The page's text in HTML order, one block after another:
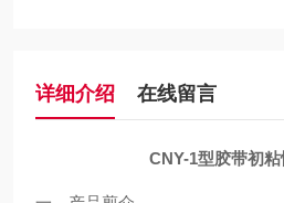
详细介绍 在线留言
CNY-1型胶带初